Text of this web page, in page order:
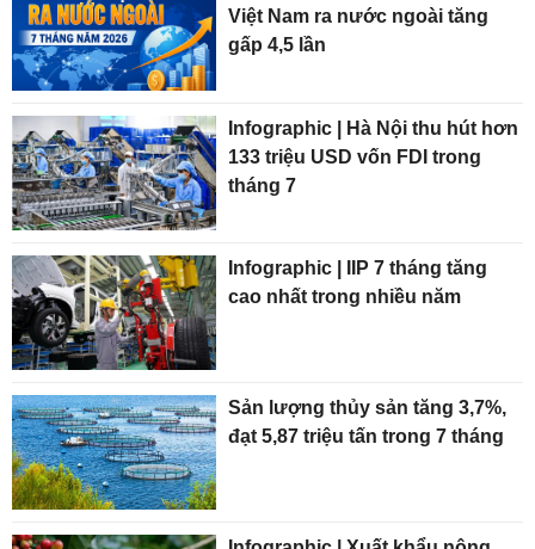
Việt Nam ra nước ngoài tăng
gấp 4,5 lần
Infographic | Hà Nội thu hút hơn
133 triệu USD vốn FDI trong
tháng 7
Infographic | IIP 7 tháng tăng
cao nhất trong nhiều năm
Sản lượng thủy sản tăng 3,7%,
đạt 5,87 triệu tấn trong 7 tháng